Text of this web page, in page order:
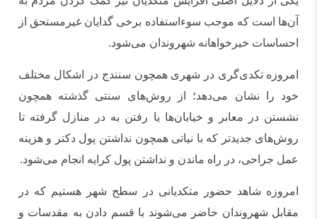
آن‌ها است که موجب سوءاستفاده برخی گدایان غیرمستحق از
احساسات خیرخواهانه شهروندان می‌شود.
امروزه تکدی‌گری در شهری همچون سنندج در اشکال مختلف
خود را نشان می‌دهد؛ از روش‌های سنتی گذشته همچون
نشستن در معابر و خیابان‌ها یا رفتن به در منازل گرفته تا
روش‌های جدیدتر که با نیاتی همچون نداشتن پول دکتر و هزینه
عمل جراحی، در راه ماندن و نداشتن پول کرایه انجام می‌شود.
امروزه شاهد حضور متکدیانی در سطح شهر هستیم که در
مقابل شهروندان حاضر می‌شوند با قسم دادن به مقدسات و